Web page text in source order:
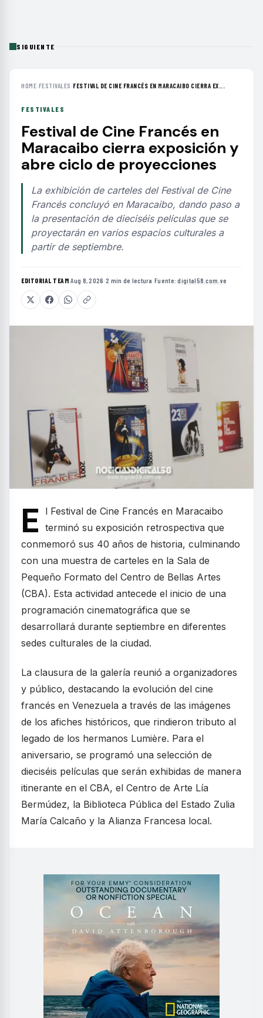
SIGUIENTE
HOME›FESTIVALES ›FESTIVAL DE CINE FRANCÉS EN MARACAIBO CIERRA EX...
FESTIVALES
Festival de Cine Francés en
Maracaibo cierra exposición y
abre ciclo de proyecciones
La exhibición de carteles del Festival de Cine
Francés concluyó en Maracaibo, dando paso a
la presentación de dieciséis películas que se
proyectarán en varios espacios culturales a
partir de septiembre.
EDITORIAL TEAM·Aug 8, 2026 ·2 min de lectura ·Fuente:digital58.com.ve
E
l Festival de Cine Francés en Maracaibo
terminó su exposición retrospectiva que
conmemoró sus 40 años de historia, culminando
con una muestra de carteles en la Sala de
Pequeño Formato del Centro de Bellas Artes
(CBA). Esta actividad antecede el inicio de una
programación cinematográfica que se
desarrollará durante septiembre en diferentes
sedes culturales de la ciudad.
La clausura de la galería reunió a organizadores
y público, destacando la evolución del cine
francés en Venezuela a través de las imágenes
de los afiches históricos, que rindieron tributo al
legado de los hermanos Lumière. Para el
aniversario, se programó una selección de
dieciséis películas que serán exhibidas de manera
itinerante en el CBA, el Centro de Arte Lía
Bermúdez, la Biblioteca Pública del Estado Zulia
María Calcaño y la Alianza Francesa local.